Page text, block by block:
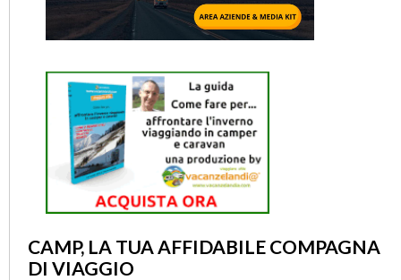
CAMP, LA TUA AFFIDABILE COMPAGNA
DI VIAGGIO